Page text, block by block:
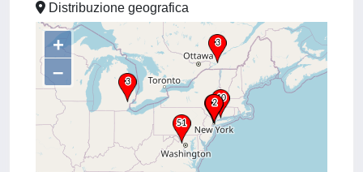
Distribuzione geografica
+
–